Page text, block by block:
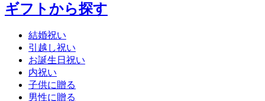
ギフトから探す
結婚祝い
引越し祝い
お誕生日祝い
内祝い
子供に贈る
男性に贈る